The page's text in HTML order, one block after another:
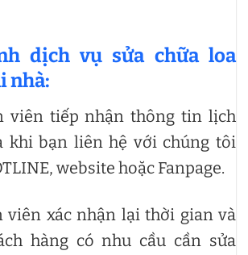
dịch vụ sửa chữa loa
nhà:
viên tiếp nhận thông tin lịch
khi bạn liên hệ với chúng tôi
website hoặc Fanpage.
viên xác nhận lại thời gian và
hàng có nhu cầu cần sửa